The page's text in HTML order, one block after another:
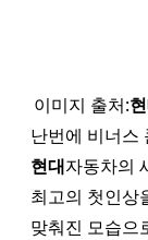
이미지 출처:
난번에 비너스
현대자동차의
최고의 첫인상
맞춰진 모습으